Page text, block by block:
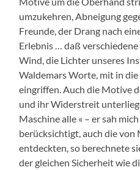
umzukehren, Abneigung
Freunde, der Drang nach
Erlebnis … daß
Wind, die Lichter unseres
Waldemars Worte, mit in
eingriffen. Auch die Motive
und ihr Widerstreit
Maschine alle « – er sah
berücksichtigt, auch die von
entdeckten, so berechnete
der gleichen Sicherheit wie